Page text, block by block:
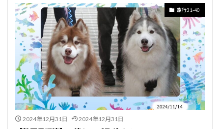
旅行31-40
2024年12月31日 2024年12月31日